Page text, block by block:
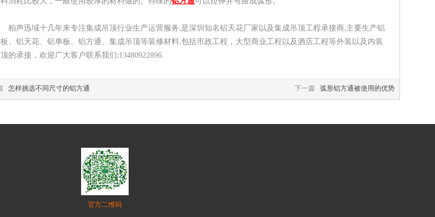
迅域十几年来专注集成吊顶行业生产运营服务,是深圳知名铝天花厂家以及集成吊顶工程承接商,主要生产铝
、铝天花、铝单板、铝方通、集成吊顶等装修材料,包括市政工程，大型商业工程以及酒店工程等外装以及内装
的承接，欢迎广大客户联系我们:13480922896.
怎样挑选不同尺寸的铝方通 下一篇 弧形铝方通被使用的优势
官方二维码